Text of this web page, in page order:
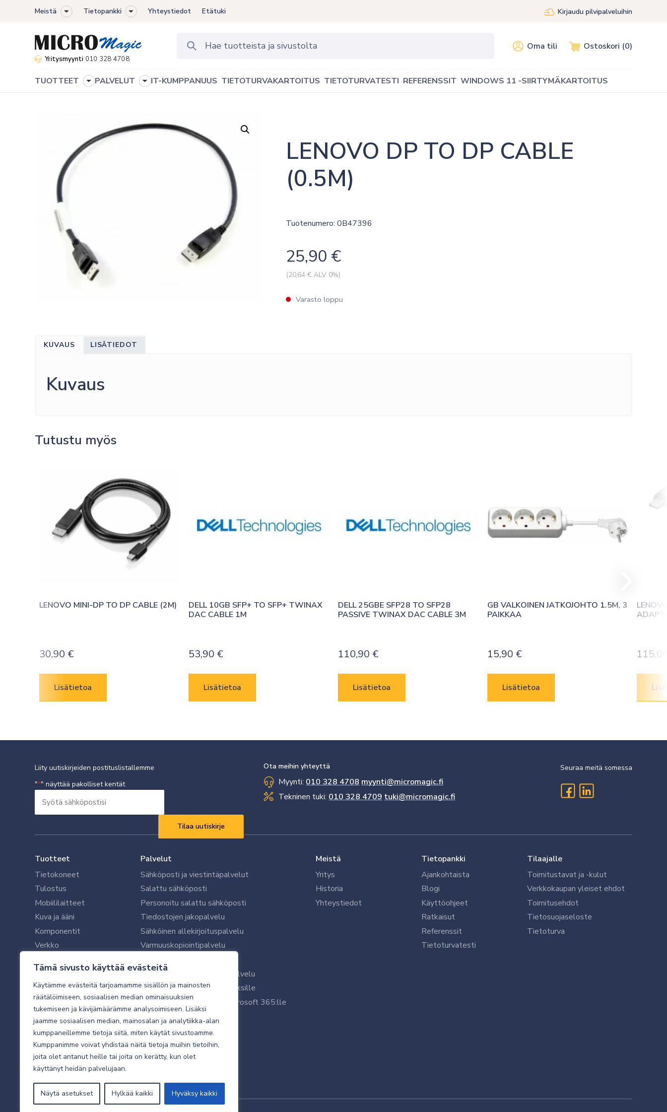
Tämä sivusto käyttää evästeitä
Käytämme evästeitä tarjoamamme sisällön ja mainosten
räätälöimiseen, sosiaalisen median ominaisuuksien
tukemiseen ja kävijämäärämme analysoimiseen. Lisäksi
jaamme sosiaalisen median, mainosalan ja analytiikka-alan
kumppaneillemme tietoja siitä, miten käytät sivustoamme.
Kumppanimme voivat yhdistää näitä tietoja muihin tietoihin,
joita olet antanut heille tai joita on kerätty, kun olet
käyttänyt heidän palvelujaan.
Näytä asetukset Hylkää kaikki Hyväksy kaikki
Meistä
Toggle
menu
Tietopankki
Toggle
menu
Yhteystiedot Etätuki Kirjaudu pilvipalveluihin
Yritysmyynti 010 328 4708
Oma tili Ostoskori (0)
TUOTTEET
Toggle
PALVELUT
Toggle
IT-KUMPPANUUS TIETOTURVAKARTOITUS TIETOTURVATESTI REFERENSSIT WINDOWS 11 -SIIRTYMÄKARTOITUS
LENOVO DP TO DP CABLE
(0.5M)
Tuotenumero: 0B47396
25,90 €
(20,64 € ALV 0%)
Varasto loppu
KUVAUS LISÄTIEDOT
Kuvaus
Tutustu myös
LENOVO MINI-DP TO DP CABLE (2M)
30,90 €
Lisätietoa
DELL 10GB SFP+ TO SFP+ TWINAX
DAC CABLE 1M
53,90 €
Lisätietoa
DELL 25GBE SFP28 TO SFP28
PASSIVE TWINAX DAC CABLE 3M
110,90 €
Lisätietoa
GB VALKOINEN JATKOJOHTO 1.5M, 3
PAIKKAA
15,90 €
Lisätietoa
Liity uutiskirjeiden postituslistallemme
"*" näyttää pakolliset kentät
sähköpostisi
Ota meihin yhteyttä
Myynti: 010 328 4708 myynti@micromagic.fi
Tekninen tuki: 010 328 4709 tuki@micromagic.fi
Seuraa meitä somessa
Tuotteet
Tietokoneet
Tulostus
Mobiililaitteet
Kuva ja ääni
Komponentit
Verkko
Oheislaitteet
Palvelut
Sähköposti ja viestintäpalvelut
Salattu sähköposti
Personoitu salattu sähköposti
Tiedostojen jakopalvelu
Sähköinen allekirjoituspalvelu
Varmuuskopiointipalvelu
Microsoft 365 -varmistuspalvelu
WithSecure tietoturva yrityksille
WithSecuren tietoturva Microsoft 365:lle
Käyttäjätukipalvelu
Tietoturvakartoitus
Sähköpostikartoitus
Valvottu tietoturva 24/7
Meistä
Yritys
Historia
Yhteystiedot
Tietopankki
Ajankohtaista
Blogi
Käyttöohjeet
Ratkaisut
Referenssit
Tietoturvatesti
Tilaajalle
Toimitustavat ja -kulut
Verkkokaupan yleiset ehdot
Toimitusehdot
Tietosuojaseloste
Tietoturva